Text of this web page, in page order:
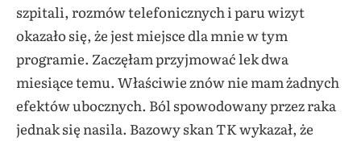
szpitali, rozmów telefonicznych i paru wizyt
okazało się, że jest miejsce dla mnie w tym
programie. Zaczęłam przyjmować lek dwa
miesiące temu. Właściwie znów nie mam żadnych
efektów ubocznych. Ból spowodowany przez raka
jednak się nasila. Bazowy skan TK wykazał, że